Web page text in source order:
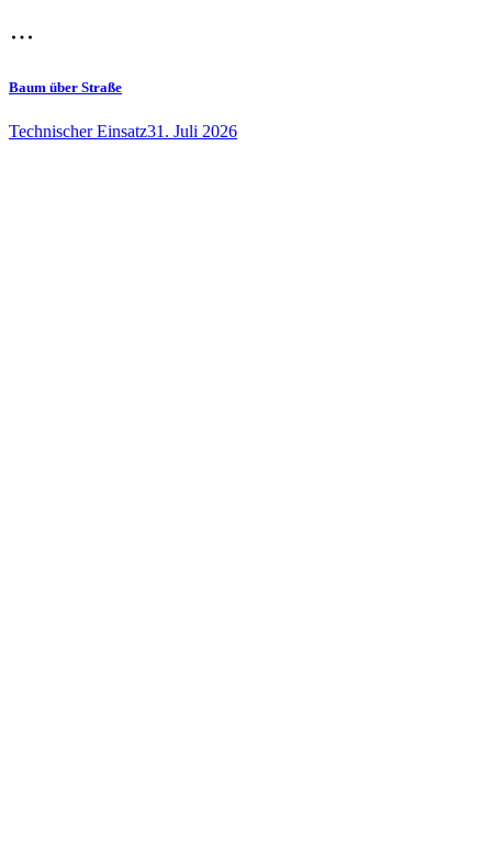
Baum über Straße
Technischer Einsatz31. Juli 2026